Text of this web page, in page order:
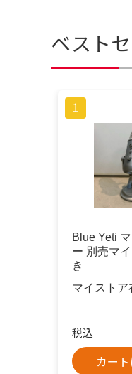
ベスト
Blue Yeti
ー 別売マ
き
マイストア
税込
カー